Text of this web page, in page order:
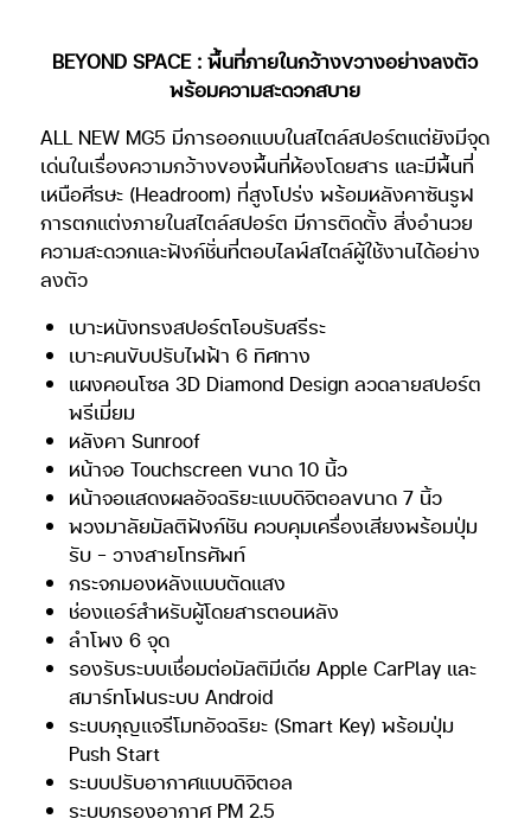
BEYOND SPACE : พื้นที่ภายในกว้างขวางอย่างลงตัว
พร้อมความสะดวกสบาย
ALL NEW MG5 มีการออกแบบในสไตล์สปอร์ตแต่ยังมีจุด
เด่นในเรื่องความกว้างของพื้นที่ห้องโดยสาร และมีพื้นที่
เหนือศีรษะ (Headroom) ที่สูงโปร่ง พร้อมหลังคาซันรูฟ
การตกแต่งภายในสไตล์สปอร์ต มีการติดตั้ง สิ่งอำนวย
ความสะดวกและฟังก์ชั่นที่ตอบไลฟ์สไตล์ผู้ใช้งานได้อย่าง
ลงตัว
เบาะหนังทรงสปอร์ตโอบรับสรีระ
เบาะคนขับปรับไฟฟ้า 6 ทิศทาง
แผงคอนโซล 3D Diamond Design ลวดลายสปอร์ต
พรีเมี่ยม
หลังคา Sunroof
หน้าจอ Touchscreen ขนาด 10 นิ้ว
หน้าจอแสดงผลอัจฉริยะแบบดิจิตอลขนาด 7 นิ้ว
พวงมาลัยมัลติฟังก์ชัน ควบคุมเครื่องเสียงพร้อมปุ่ม
รับ – วางสายโทรศัพท์
กระจกมองหลังแบบตัดแสง
ช่องแอร์สำหรับผู้โดยสารตอนหลัง
ลำโพง 6 จุด
รองรับระบบเชื่อมต่อมัลติมีเดีย Apple CarPlay และ
สมาร์ทโฟนระบบ Android
ระบบกุญแจรีโมทอัจฉริยะ (Smart Key) พร้อมปุ่ม
Push Start
ระบบปรับอากาศแบบดิจิตอล
ระบบกรองอากาศ PM 2.5